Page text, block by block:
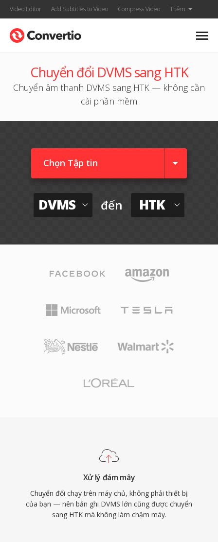
Video Editor Add Subtitles to Video Compress Video Thêm
Chuyển đổi DVMS sang HTK
Chuyển âm thanh DVMS sang HTK — không cần
cài phần mềm
Chọn Tập tin
DVMS đến HTK
Xử lý đám mây
Chuyển đổi chạy trên máy chủ, không phải thiết bị
của bạn — nên bản ghi DVMS lớn cũng được chuyển
sang HTK mà không làm chậm máy.